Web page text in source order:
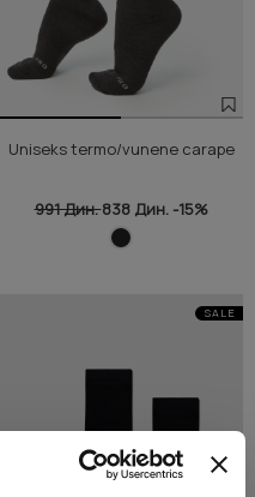
Uniseks termo/vunene carape
991 Дин.838 Дин. -15%
SALE